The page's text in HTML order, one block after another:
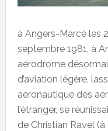
à Angers-Marcé les
septembre 1981, à
aérodrome
d’aviation légère,
aéronautique des
l’étranger, se
de Christian Ravel